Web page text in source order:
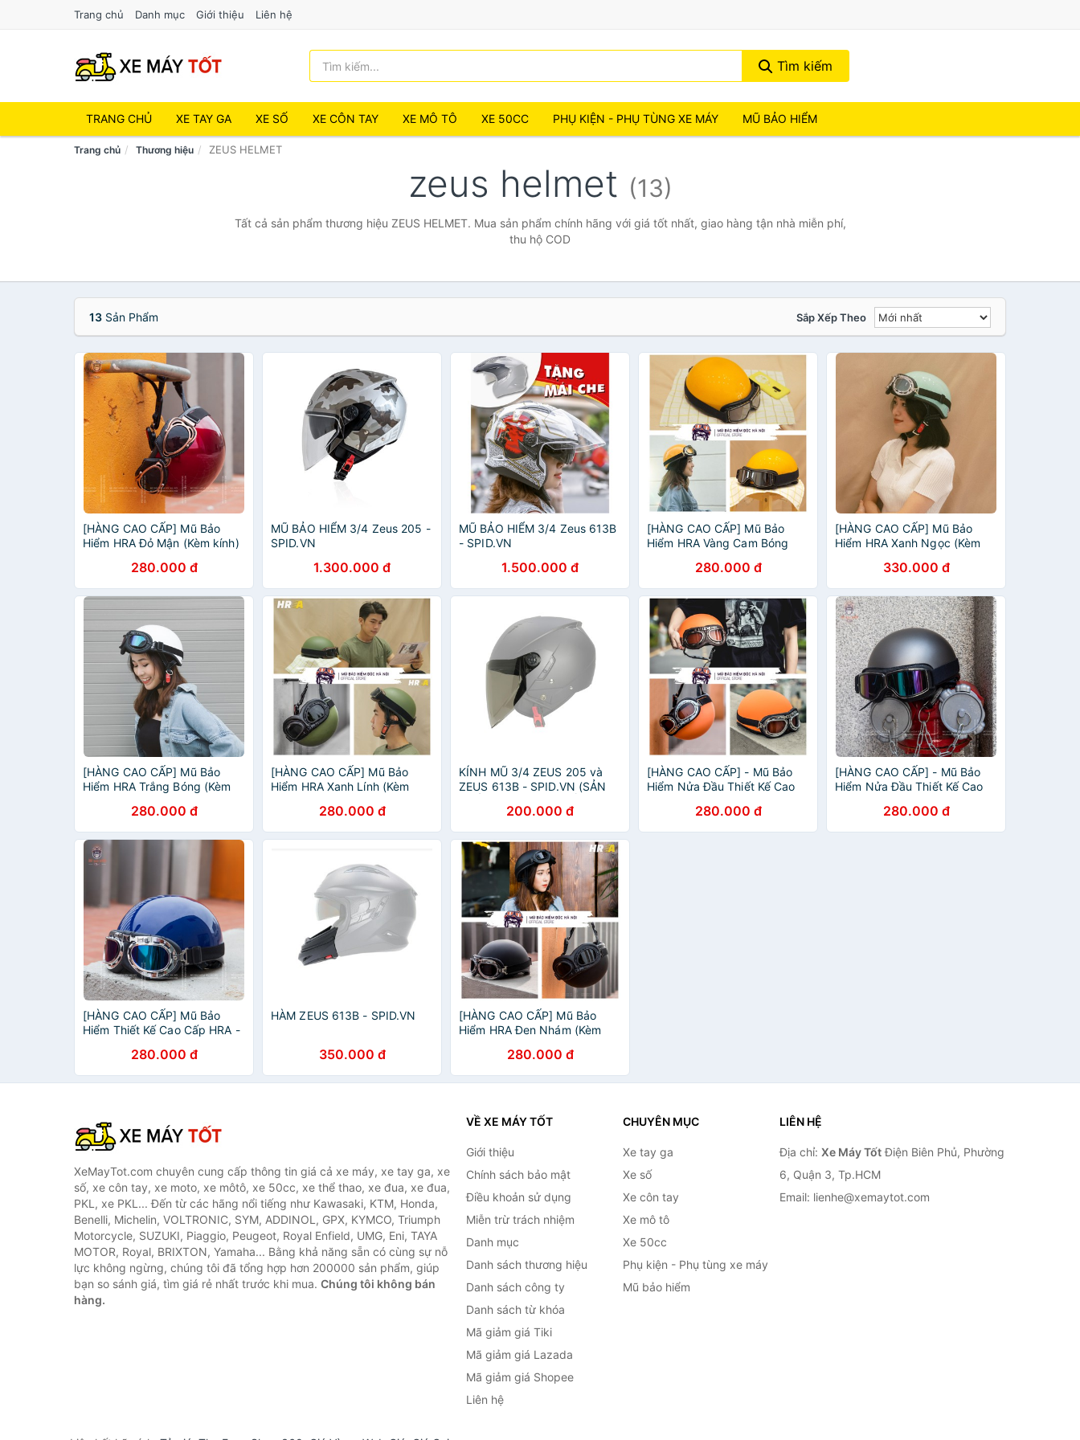
Trang chủ Danh mục Giới thiệu Liên hệ
Tìm kiếm
TRANG CHỦ XE TAY GA XE SỐ XE CÔN TAY XE MÔ TÔ XE 50CC PHỤ KIỆN - PHỤ TÙNG XE MÁY MŨ BẢO HIỂM
Trang chủ Thương hiệu ZEUS HELMET
zeus helmet (13)
Tất cả sản phẩm thương hiệu ZEUS HELMET. Mua sản phẩm chính hãng với giá tốt nhất, giao hàng tận nhà miễn phí,
thu hộ COD
13 Sản Phẩm Sắp Xếp Theo
[HÀNG CAO CẤP] Mũ Bảo
Hiểm HRA Đỏ Mận (Kèm kính)
Kế Cao Cấp280.000 đ
MŨ BẢO HIỂM 3/4 Zeus 205 -
SPID.VN
1.300.000 đ
MŨ BẢO HIỂM 3/4 Zeus 613B
- SPID.VN
1.500.000 đ
[HÀNG CAO CẤP] Mũ Bảo
Hiểm HRA Vàng Cam Bóng
Nửa Đầu Thiết Kế Cao Cấp
280.000 đ
[HÀNG CAO CẤP] Mũ Bảo
Hiểm HRA Xanh Ngọc (Kèm
Thiết Kế Cao Cấp
330.000 đ
[HÀNG CAO CẤP] Mũ Bảo
Hiểm HRA Trắng Bóng (Kèm
Thiết Kế Cao Cấp
280.000 đ
[HÀNG CAO CẤP] Mũ Bảo
Hiểm HRA Xanh Lính (Kèm
Thiết Kế Cao Cấp
280.000 đ
KÍNH MŨ 3/4 ZEUS 205 và
ZEUS 613B - SPID.VN (SẢN
200.000 đ
[HÀNG CAO CẤP] - Mũ Bảo
Hiểm Nửa Đầu Thiết Kế Cao
280.000 đ
[HÀNG CAO CẤP] - Mũ Bảo
Hiểm Nửa Đầu Thiết Kế Cao
280.000 đ
[HÀNG CAO CẤP] Mũ Bảo
Hiểm Thiết Kế Cao Cấp HRA -
280.000 đ
HÀM ZEUS 613B - SPID.VN
350.000 đ
[HÀNG CAO CẤP] Mũ Bảo
Hiểm HRA Đen Nhám (Kèm
Thiết Kế Cao Cấp
280.000 đ
XeMayTot.com chuyên cung cấp thông tin giá cả xe máy, xe tay ga, xe
số, xe côn tay, xe moto, xe môtô, xe 50cc, xe thể thao, xe đua, xe đua,
PKL, xe PKL... Đến từ các hãng nổi tiếng như Kawasaki, KTM, Honda,
Benelli, Michelin, VOLTRONIC, SYM, ADDINOL, GPX, KYMCO, Triumph
Motorcycle, SUZUKI, Piaggio, Peugeot, Royal Enfield, UMG, Eni, TAYA
MOTOR, Royal, BRIXTON, Yamaha... Bằng khả năng sẵn có cùng sự nỗ
lực không ngừng, chúng tôi đã tổng hợp hơn 200000 sản phẩm, giúp
bạn so sánh giá, tìm giá rẻ nhất trước khi mua. Chúng tôi không bán
hàng.
VỀ XE MÁY TỐT
Giới thiệu
Chính sách bảo mật
Điều khoản sử dụng
Miễn trừ trách nhiệm
Danh mục
Danh sách thương hiệu
Danh sách công ty
Danh sách từ khóa
Mã giảm giá Tiki
Mã giảm giá Lazada
Mã giảm giá Shopee
Liên hệ
CHUYÊN MỤC
Xe tay ga
Xe số
Xe côn tay
Xe mô tô
Xe 50cc
Phụ kiện - Phụ tùng xe máy
Mũ bảo hiểm
LIÊN HỆ
Địa chỉ: Xe Máy TốtĐiện Biên Phủ, Phường
6, Quận 3, Tp.HCM
Email: lienhe@xemaytot.com